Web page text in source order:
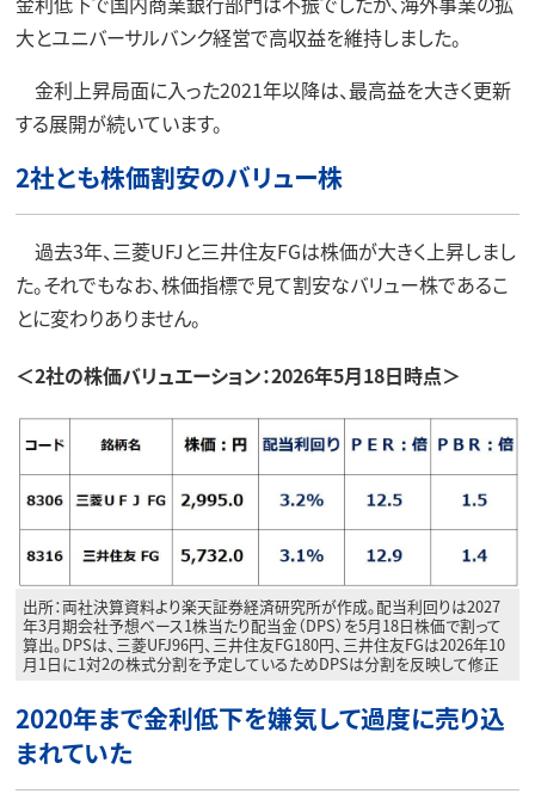
大とユニバーサルバンク経営で高収益を維持しました。
金利上昇局面に入った2021年以降は、最高益を大きく更新
する展開が続いています。
2社とも株価割安のバリュー株
過去3年、三菱UFJと三井住友FGは株価が大きく上昇しまし
た。それでもなお、株価指標で見て割安なバリュー株であるこ
とに変わりありません。
＜2社の株価バリュエーション：2026年5月18日時点＞
出所：両社決算資料より楽天証券経済研究所が作成。配当利回りは2027
年3月期会社予想ベース1株当たり配当金（DPS）を5月18日株価で割って
算出。DPSは、三菱UFJ96円、三井住友FG180円、三井住友FGは2026年10
月1日に1対2の株式分割を予定しているためDPSは分割を反映して修正
2020年まで金利低下を嫌気して過度に売り込
まれていた